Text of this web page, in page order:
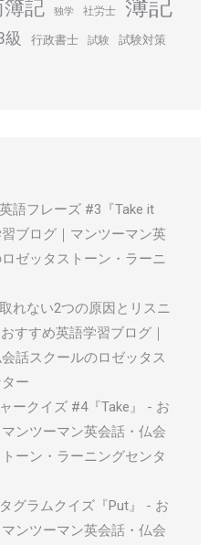
簿記 独学 社労士 簿記
級 行政書士 試験 試験対策
語フレーズ #3『Take it
ブログ｜マンツーマン英
ゼッタストーン・ラーニ
れない2つの原因とリスニ
すすめ英語学習ブログ｜
話スクールのロゼッタス
ー
ークイズ #4『Take』 - お
ンツーマン英会話・仏会
ーン・ラーニングセンタ
グラムクイズ『Put』 - お
ンツーマン英会話・仏会